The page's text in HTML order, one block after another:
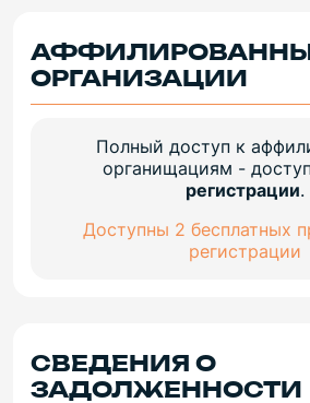
ОРГАНИЗАЦИИ
Полный доступ к
органищациям -
регистрации.
Доступны 2 бесплатных
регистрации
СВЕДЕНИЯ О
ЗАДОЛЖЕННОСТИ